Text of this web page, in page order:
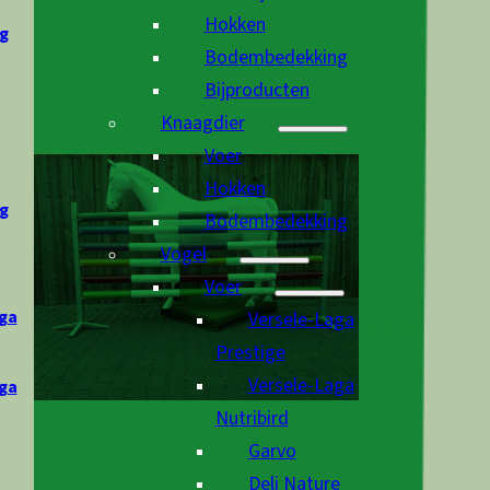
Hokken
Bodembedekking
Bijproducten
Knaagdier
Voer
Hokken
Bodembedekking
Vogel
Voer
Versele-Laga
Prestige
Versele-Laga
Nutribird
Garvo
Deli Nature